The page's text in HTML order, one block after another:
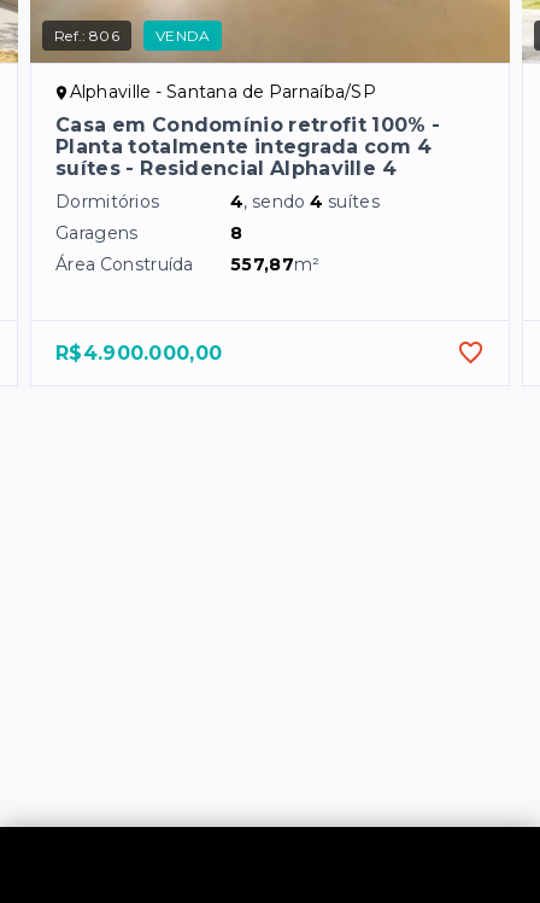
Ref.:806 VENDA
Alphaville - Santana de Parnaíba/SP
Casa em Condomínio retrofit 100% -
Planta totalmente integrada com 4
suítes - Residencial Alphaville 4
Dormitórios 4, sendo4 suítes
Garagens
8
Área Construída
557,87m²
R$4.900.000,00